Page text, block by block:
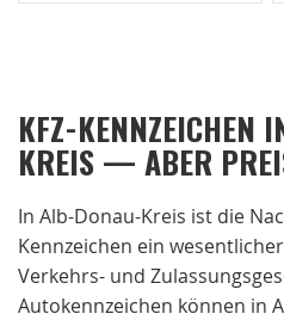
KFZ-KENNZEICHEN
KREIS — ABER
In Alb-Donau-Kreis ist die
Kennzeichen ein
Verkehrs- und
Autokennzeichen können in